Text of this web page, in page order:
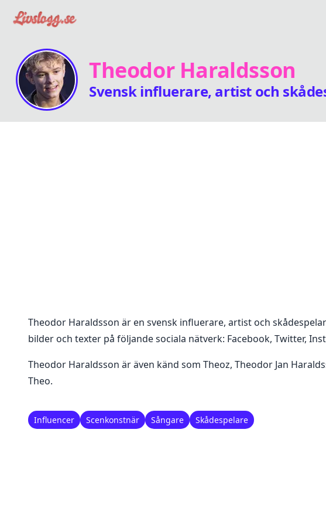
Theodor Haraldsson
Svensk influerare, artist och
Theodor Haraldsson är en svensk influerare, artist och
bilder och texter på följande sociala nätverk: Facebook, Twitter,
Theodor Haraldsson är även känd som Theoz, Theodor Jan
Theo.
Influencer Scenkonstnär Sångare Skådespelare